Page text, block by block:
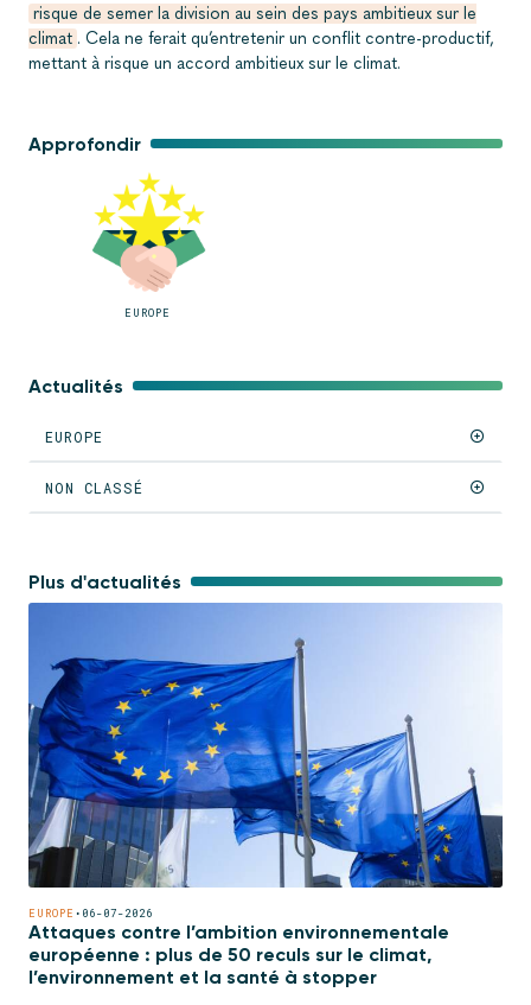
Approfondir
EUROPE
Actualités
EUROPE
NON CLASSÉ
risque de semer la division au sein des pays ambitieux sur le
climat . Cela ne ferait qu’entretenir un conflit contre-productif,
mettant à risque un accord ambitieux sur le climat.
Plus d'actualités
EUROPE • 06-07-2026
Attaques contre l’ambition environnementale
européenne : plus de 50 reculs sur le climat,
l’environnement et la santé à stopper